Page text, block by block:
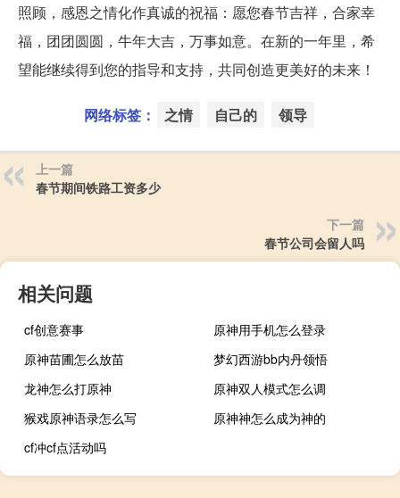
照顾，感恩之情化作真诚的祝福：愿您春节吉祥，合家幸
福，团团圆圆，牛年大吉，万事如意。在新的一年里，希
望能继续得到您的指导和支持，共同创造更美好的未来！
网络标签： 之情 自己的 领导
上一篇
春节期间铁路工资多少
下一篇
春节公司会留人吗
相关问题
cf创意赛事
原神用手机怎么登录
原神苗圃怎么放苗
梦幻西游bb内丹领悟
龙神怎么打原神
原神双人模式怎么调
猴戏原神语录怎么写
原神神怎么成为神的
cf冲cf点活动吗